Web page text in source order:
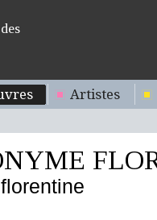
Artistes